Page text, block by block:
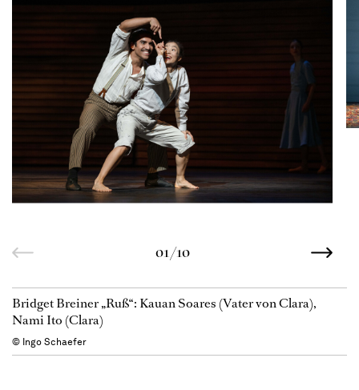
01/10
Bridget Breiner „Ruß“: Kauan Soares (Vater von Clara),
Nami Ito (Clara)
© Ingo Schaefer